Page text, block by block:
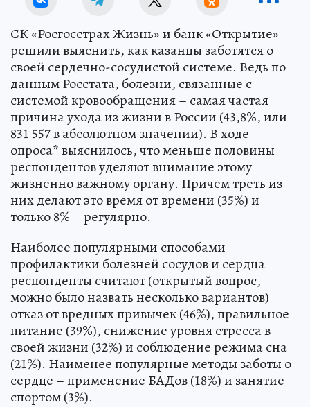
СК «Росгосстрах Жизнь» и банк «Открытие»
решили выяснить, как казанцы заботятся о
своей сердечно-сосудистой системе. Ведь по
данным Росстата, болезни, связанные с
системой кровообращения – самая частая
причина ухода из жизни в России (43,8%, или
831 557 в абсолютном значении). В ходе
опроса* выяснилось, что меньше половины
респондентов уделяют внимание этому
жизненно важному органу. Причем треть из
них делают это время от времени (35%) и
только 8% – регулярно.
Наиболее популярными способами
профилактики болезней сосудов и сердца
респонденты считают (открытый вопрос,
можно было назвать несколько вариантов)
отказ от вредных привычек (46%), правильное
питание (39%), снижение уровня стресса в
своей жизни (32%) и соблюдение режима сна
(21%). Наименее популярные методы заботы о
сердце – применение БАДов (18%) и занятие
спортом (3%).